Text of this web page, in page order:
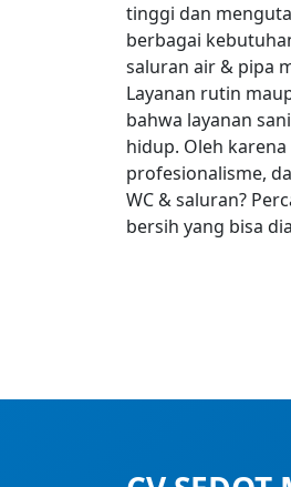
tinggi dan
berbagai
saluran air & pipa
Layanan rutin
bahwa layanan
hidup. Oleh
profesionalisme,
WC & saluran?
bersih yang bisa